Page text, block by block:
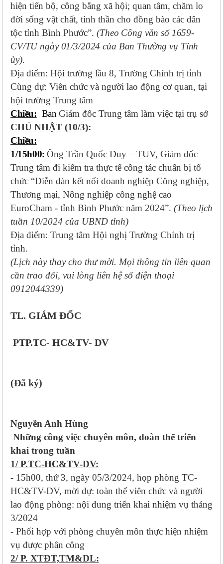
hiện tiến bộ, công bằng xã hội; quan tâm, chăm lo
đời sống vật chất, tinh thần cho đồng bào các dân
tộc tỉnh Bình Phước”. (Theo Công văn số 1659-
CV/TU ngày 01/3/2024 của Ban Thường vụ Tỉnh
ủy).
Địa điểm: Hội trường lầu 8, Trường Chính trị tỉnh
Cùng dự: Viên chức và người lao động cơ quan, tại
hội trường Trung tâm
Chiều: Ban Giám đốc Trung tâm làm việc tại trụ sở
CHỦ NHẬT (10/3):
Chiều:
1/15h00:Ông Trần Quốc Duy – TUV, Giám đốc
Trung tâm đi kiểm tra thực tế công tác chuẩn bị tổ
chức “Diễn đàn kết nối doanh nghiệp Công nghiệp,
Thương mại, Nông nghiệp công nghệ cao
EuroCham - tỉnh Bình Phước năm 2024”. (Theo lịch
tuần 10/2024 của UBND tỉnh)
Địa điểm: Trung tâm Hội nghị Trường Chính trị
tỉnh.
(Lịch này thay cho thư mời. Mọi thông tin liên quan
cần trao đổi, vui lòng liên hệ số điện thoại
0912044339)
TL. GIÁM ĐỐC
PTP.TC- HC&TV- DV
(Đã ký)
Nguyễn Anh Hùng
Những công việc chuyên môn, đoàn thểtriển
khai trong tuần
1/ P.TC-HC&TV-DV:
- 15h00, thứ 3, ngày 05/3/2024, họp phòng TC-
HC&TV-DV, mời dự: toàn thể viên chức và người
lao động phòng: nội dung triển khai nhiệm vụ tháng
3/2024
- Phối hợp với phòng chuyên môn thực hiện nhiệm
vụ được phân công
2/ P. XTĐT,TM&DL: